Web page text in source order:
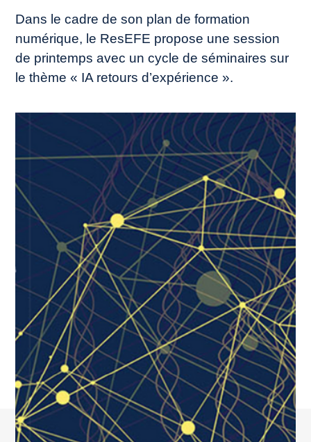
Dans le cadre de son plan de formation
numérique, le ResEFE propose une session
de printemps avec un cycle de séminaires sur
le thème « IA retours d’expérience ».